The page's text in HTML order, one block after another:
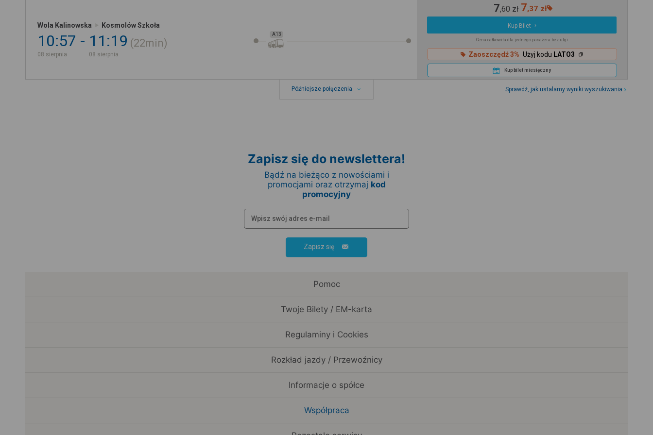
Wola Kalinowska Kosmolów Szkoła
10:57
08 sierpnia
11:19
08 sierpnia
22min
A13
7,60 zł 7,37 zł
Kup Bilet
Cena całkowita dla jednego pasażera bez ulgi
Zaoszczędź 3% Użyj kodu LATO3
Kup bilet miesięczny
Późniejsze połączenia Sprawdź, jak ustalamy wyniki wyszukiwania
Zapisz się do newslettera!
Bądź na bieżąco z nowościami i
promocjami oraz otrzymaj kod
promocyjny
Zapisz się
Pomoc
Twoje Bilety / EM-karta
Regulaminy i Cookies
Rozkład jazdy / Przewoźnicy
Informacje o spółce
Współpraca